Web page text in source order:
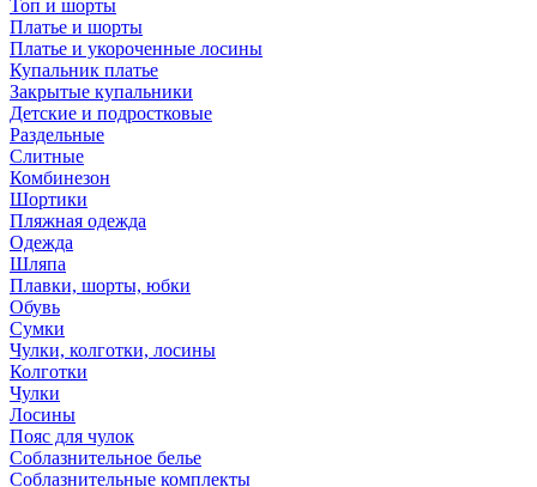
Топ и шорты
Платье и шорты
Платье и укороченные лосины
Купальник платье
Закрытые купальники
Детские и подростковые
Раздельные
Слитные
Комбинезон
Шортики
Пляжная одежда
Одежда
Шляпа
Плавки, шорты, юбки
Обувь
Сумки
Чулки, колготки, лосины
Колготки
Чулки
Лосины
Пояс для чулок
Соблазнительное белье
Соблазнительные комплекты